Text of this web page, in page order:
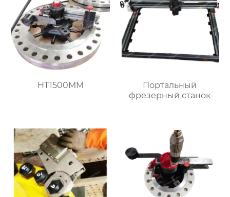
HT1500MM
Портальный
фрезерный станок